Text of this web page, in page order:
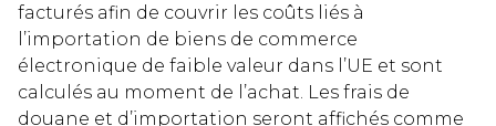
facturés afin de couvrir les coûts liés à
l’importation de biens de commerce
électronique de faible valeur dans l’UE et sont
calculés au moment de l’achat. Les frais de
douane et d’importation seront affichés comme